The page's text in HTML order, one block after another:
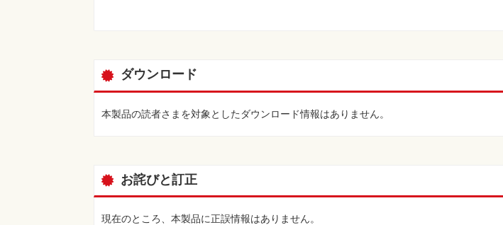
ダウンロード
本製品の読者さまを対象としたダウンロード情報はありません。
お詫びと訂正
現在のところ、本製品に正誤情報はありません。